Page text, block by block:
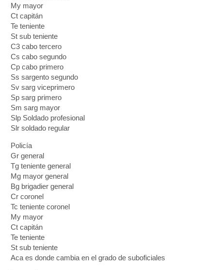
My mayor
Ct capitán
Te teniente
St sub teniente
C3 cabo tercero
Cs cabo segundo
Cp cabo primero
Ss sargento segundo
Sv sarg viceprimero
Sp sarg primero
Sm sarg mayor
Slp Soldado profesional
Slr soldado regular
Policía
Gr general
Tg teniente general
Mg mayor general
Bg brigadier general
Cr coronel
Tc teniente coronel
My mayor
Ct capitán
Te teniente
St sub teniente
Aca es donde cambia en el grado de suboficiales